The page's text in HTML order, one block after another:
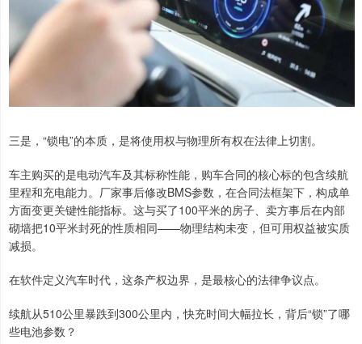
三是，“锁电”的本质，是将使用权与物理所有权在法律上切割。
车主购买的是电动汽车及其标称性能，购车合同的核心标的包含续航
里程和充电能力。厂家事后修改BMS参数，在合同法框架下，构成单
方面变更关键性能指标。这与买了100平米的房子、卖方事后在内部
砌墙把10平米封死的性质相同——物理结构未变，但可用权益被实质
减损。
在软件定义汽车时代，这条产权边界，是最核心的法律争议点。
续航从510公里暴跌到300公里内，快充时间大幅拉长，背后“锁”了哪
些电池参数？